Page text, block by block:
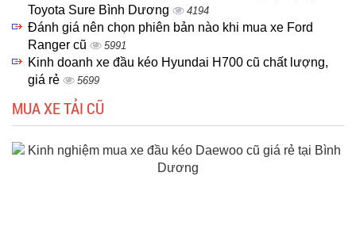
Toyota Sure Bình Dương
4194
Đánh giá nên chọn phiên bản nào khi mua xe Ford
Ranger cũ
5991
Kinh doanh xe đầu kéo Hyundai H700 cũ chất lượng,
giá rẻ
5699
MUA XE TẢI CŨ